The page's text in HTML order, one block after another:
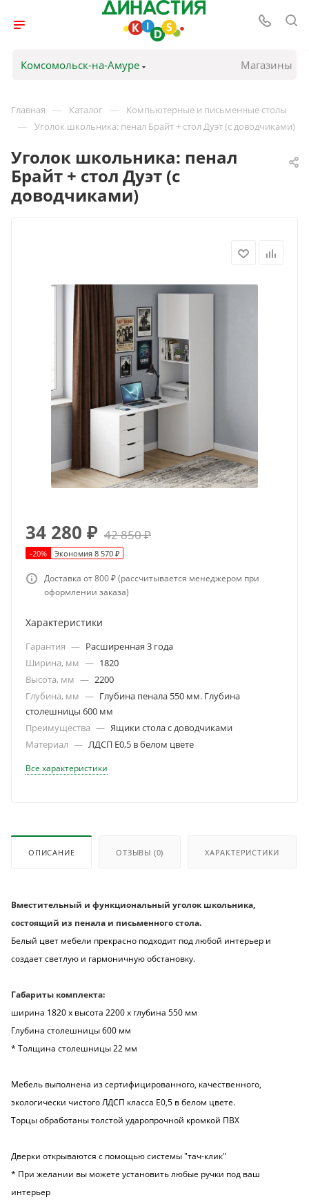
Комсомольск-на-Амуре Магазины
Главная — Каталог — Компьютерные и письменные столы
— Уголок школьника: пенал Брайт + стол Дуэт (с доводчиками)
Уголок школьника: пенал
Брайт + стол Дуэт (с
доводчиками)
34 280 ₽ 42 850₽
-20% Экономия 8 570 ₽
Доставка от 800 ₽ (рассчитывается менеджером при
оформлении заказа)
Характеристики
Гарантия — Расширенная 3 года
Ширина, мм — 1820
Высота, мм — 2200
Глубина, мм — Глубина пенала 550 мм. Глубина
столешницы 600 мм
Преимущества — Ящики стола с доводчиками
Материал — ЛДСП Е0,5 в белом цвете
Все характеристики
ОПИСАНИЕ ОТЗЫВЫ (0) ХАРАКТЕРИСТИКИ
Вместительный и функциональный уголок школьника,
состоящий из пенала и письменного стола.
Белый цвет мебели прекрасно подходит под любой интерьер и
создает светлую и гармоничную обстановку.
Габариты комплекта:
ширина 1820 х высота 2200 х глубина 550 мм
Глубина столешницы 600 мм
* Толщина столешницы 22 мм
Мебель выполнена из сертифицированного, качественного,
экологически чистого ЛДСП класса Е0,5 в белом цвете.
Торцы обработаны толстой ударопрочной кромкой ПВХ
Дверки открываются с помощью системы "тач-клик"
* При желании вы можете установить любые ручки под ваш
интерьер